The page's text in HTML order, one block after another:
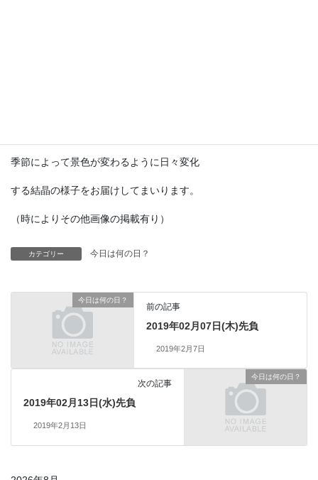
季節によって景色が変わるように日々変化
する結晶の様子をお届けしてまいります。
（時によりその他画像の掲載有り）
カテゴリー 今日は何の日？
今日は何の日？
前の記事
2019年02月07日(木)先負
2019年2月7日
今日は何の日？
次の記事
2019年02月13日(水)先負
2019年2月13日